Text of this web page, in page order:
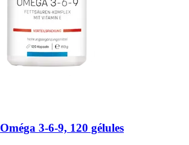
Oméga 3-​6-​9, 120 gélules